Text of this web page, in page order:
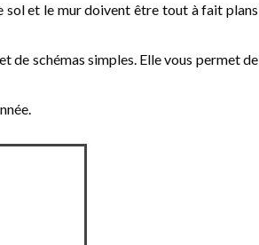
sol et le mur doivent être tout à fait plans
de schémas simples. Elle vous permet de